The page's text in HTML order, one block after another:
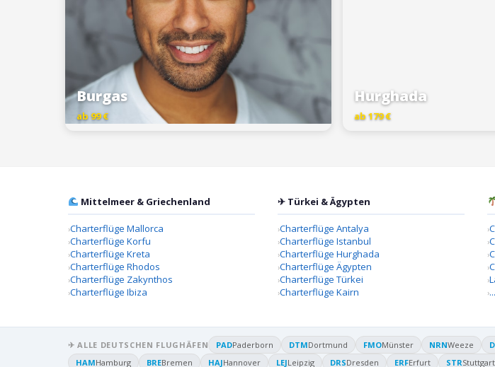
Burgas
ab 99 €
Hurghada
ab 179 €
Mittelmeer & Griechenland
Charterflüge Mallorca
Charterflüge Korfu
Charterflüge Kreta
Charterflüge Rhodos
Charterflüge Zakynthos
Charterflüge Ibiza
✈ Türkei & Ägypten
Charterflüge Antalya
Charterflüge Istanbul
Charterflüge Hurghada
Charterflüge Ägypten
Charterflüge Türkei
Charterflüge Kairn
✈ ALLE DEUTSCHEN FLUGHÄFEN PADPaderborn DTMDortmund FMOMünster NRNWeeze
HAMHamburg BREBremen HAJHannover LEJLeipzig DRSDresden ERFErfurt STRStuttgart